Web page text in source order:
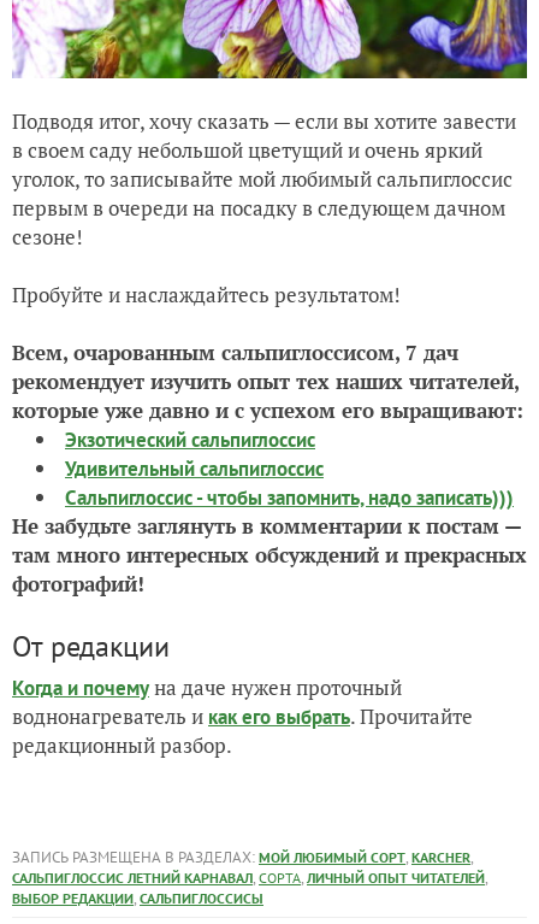
Подводя итог, хочу сказать — если вы хотите завести
в своем саду небольшой цветущий и очень яркий
уголок, то записывайте мой любимый сальпиглоссис
первым в очереди на посадку в следующем дачном
сезоне!
Пробуйте и наслаждайтесь результатом!
Всем, очарованным сальпиглоссисом, 7 дач
рекомендует изучить опыт тех наших читателей,
которые уже давно и с успехом его выращивают:
Экзотический сальпиглоссис
Удивительный сальпиглоссис
Сальпиглоссис - чтобы запомнить, надо записать)))
Не забудьте заглянуть в комментарии к постам —
там много интересных обсуждений и прекрасных
фотографий!
От редакции
Когда и почемуна даче нужен проточный
воднонагреватель и как его выбрать. Прочитайте
редакционный разбор.
ЗАПИСЬ РАЗМЕЩЕНА В РАЗДЕЛАХ: МОЙ ЛЮБИМЫЙ СОРТ, KARCHER,
САЛЬПИГЛОССИС ЛЕТНИЙ КАРНАВАЛ, СОРТА, ЛИЧНЫЙ ОПЫТ ЧИТАТЕЛЕЙ,
ВЫБОР РЕДАКЦИИ, САЛЬПИГЛОССИСЫ